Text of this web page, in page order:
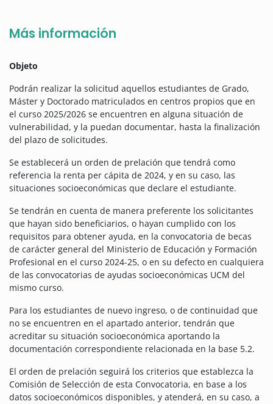
Más información
Objeto
Podrán realizar la solicitud aquellos estudiantes de Grado,
Máster y Doctorado matriculados en centros propios que en
el curso 2025/2026 se encuentren en alguna situación de
vulnerabilidad, y la puedan documentar, hasta la finalización
del plazo de solicitudes.
Se establecerá un orden de prelación que tendrá como
referencia la renta per cápita de 2024, y en su caso, las
situaciones socioeconómicas que declare el estudiante.
Se tendrán en cuenta de manera preferente los solicitantes
que hayan sido beneficiarios, o hayan cumplido con los
requisitos para obtener ayuda, en la convocatoria de becas
de carácter general del Ministerio de Educación y Formación
Profesional en el curso 2024-25, o en su defecto en cualquiera
de las convocatorias de ayudas socioeconómicas UCM del
mismo curso.
Para los estudiantes de nuevo ingreso, o de continuidad que
no se encuentren en el apartado anterior, tendrán que
acreditar su situación socioeconómica aportando la
documentación correspondiente relacionada en la base 5.2.
El orden de prelación seguirá los criterios que establezca la
Comisión de Selección de esta Convocatoria, en base a los
datos socioeconómicos disponibles, y atenderá, en su caso, a